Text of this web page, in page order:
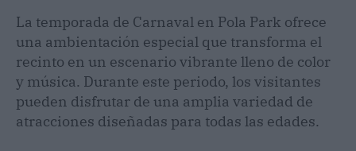
La temporada de Carnaval en Pola Park ofrece
una ambientación especial que transforma el
recinto en un escenario vibrante lleno de color
y música. Durante este periodo, los visitantes
pueden disfrutar de una amplia variedad de
atracciones diseñadas para todas las edades.